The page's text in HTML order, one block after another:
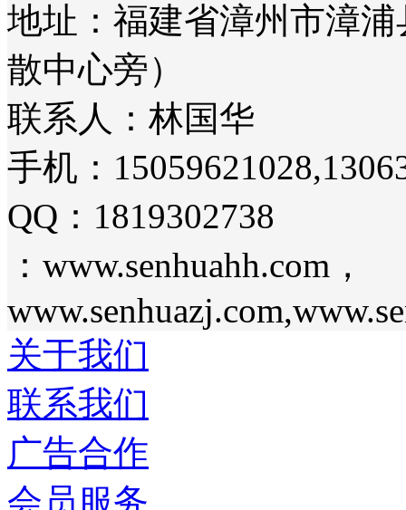
地址：福建省漳州市漳
散中心旁）
联系人：林国华
手机：
QQ：1819302738
：www.senhuahh.com，
关于我们
联系我们
广告合作
会员服务